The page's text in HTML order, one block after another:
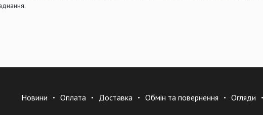
Новини Оплата Доставка Обмін та повернення Огляди